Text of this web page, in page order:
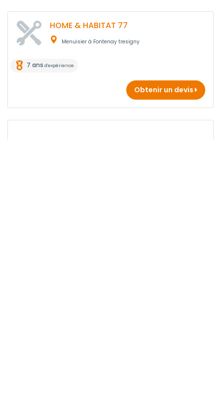
HOME & HABITAT 77
Menuisier à Fontenay tresigny
7 ans d'expérience
Obtenir un devis